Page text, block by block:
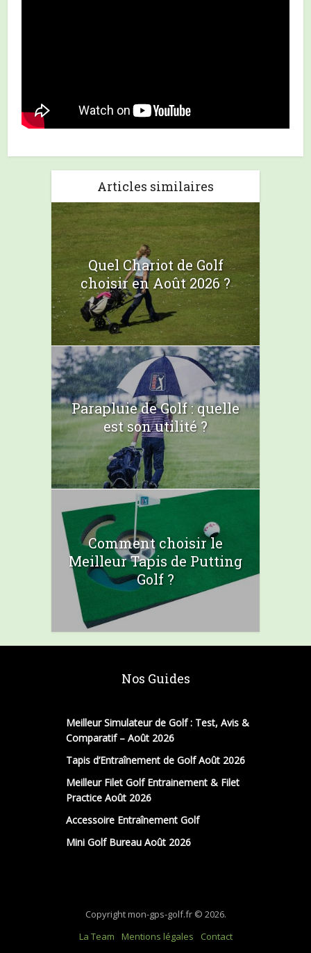
Articles similaires
Quel Chariot de Golf
choisir en Août 2026 ?
Parapluie de Golf : quelle
est son utilité ?
Comment choisir le
Meilleur Tapis de Putting
Golf ?
Nos Guides
Meilleur Simulateur de Golf : Test, Avis &
Comparatif – Août 2026
Tapis d’Entraînement de Golf Août 2026
Meilleur Filet Golf Entrainement & Filet
Practice Août 2026
Accessoire Entraînement Golf
Mini Golf Bureau Août 2026
Copyright mon-gps-golf.fr © 2026.
La Team
Mentions légales Contact